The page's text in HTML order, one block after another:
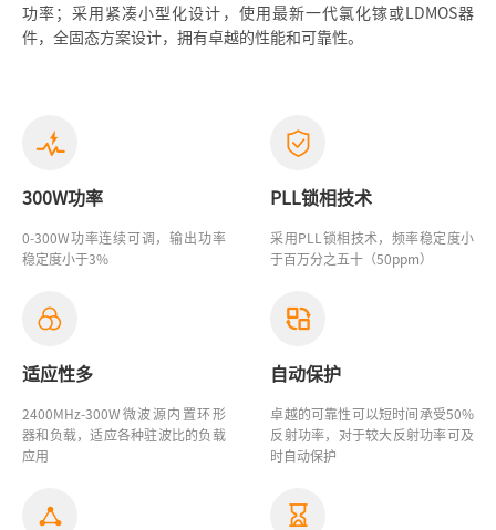
功率；采用紧凑小型化设计，使用最新一代氯化镓或LDMOS器
件，全固态方案设计，拥有卓越的性能和可靠性。
300W功率
0-300W功率连续可调，输出功率
稳定度小于3%
PLL锁相技术
采用PLL锁相技术，频率稳定度小
于百万分之五十（50ppm）
适应性多
2400MHz-300W微波源内置环形
器和负载，适应各种驻波比的负载
应用
自动保护
卓越的可靠性可以短时间承受50%
反射功率，对于较大反射功率可及
时自动保护